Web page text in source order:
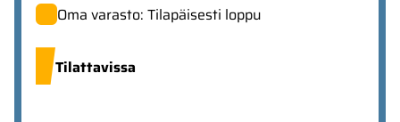
Oma varasto: Tilapäisesti loppu
Tilattavissa